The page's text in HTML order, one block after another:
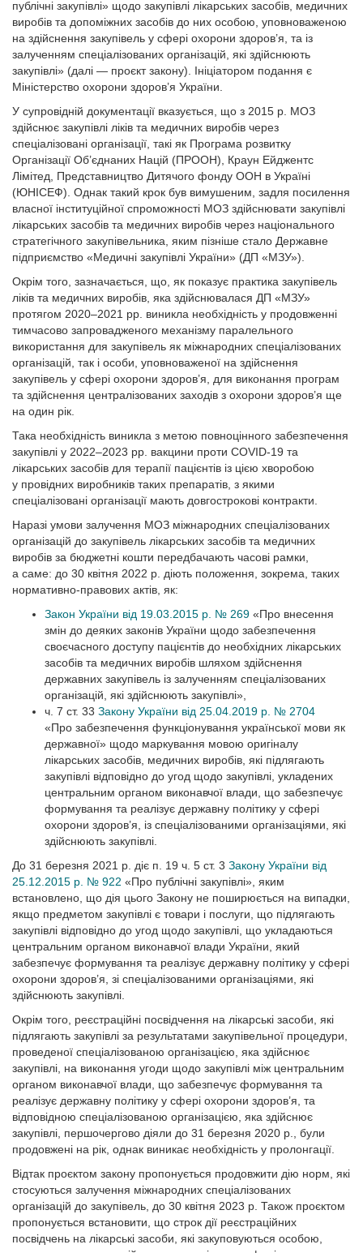
публічні закупівлі» щодо закупівлі лікарських засобів, медичних
виробів та допоміжних засобів до них особою, уповноваженою
на здійснення закупівель у сфері охорони здоров’я, та із
залученням спеціалізованих організацій, які здійснюють
закупівлі» (далі — проєкт закону). Ініціатором подання є
Міністерство охорони здоров’я України.
У супровідній документації вказується, що з 2015 р. МОЗ
здійснює закупівлі ліків та медичних виробів через
спеціалізовані організації, такі як Програма розвитку
Організації Об’єднаних Націй (ПРООН), Краун Ейджентс
Лімітед, Представництво Дитячого фонду ООН в Україні
(ЮНІСЕФ). Однак такий крок був вимушеним, задля посилення
власної інституційної спроможності МОЗ здійснювати закупівлі
лікарських засобів та медичних виробів через національного
стратегічного закупівельника, яким пізніше стало Державне
підприємство «Медичні закупівлі України» (ДП «МЗУ»).
Окрім того, зазначається, що, як показує практика закупівель
ліків та медичних виробів, яка здійснювалася ДП «МЗУ»
протягом 2020–2021 рр. виникла необхідність у продовженні
тимчасово запровадженого механізму паралельного
використання для закупівель як міжнародних спеціалізованих
організацій, так і особи, уповноваженої на здійснення
закупівель у сфері охорони здоров’я, для виконання програм
та здійснення централізованих заходів з охорони здоров’я ще
на один рік.
Така необхідність виникла з метою повноцінного забезпечення
закупівлі у 2022–2023 рр. вакцини проти COVID-19 та
лікарських засобів для терапії пацієнтів із цією хворобою
у провідних виробників таких препаратів, з якими
спеціалізовані організації мають довгострокові контракти.
Наразі умови залучення МОЗ міжнародних спеціалізованих
організацій до закупівель лікарських засобів та медичних
виробів за бюджетні кошти передбачають часові рамки,
а саме: до 30 квітня 2022 р. діють положення, зокрема, таких
нормативно-правових актів, як:
Закон України від 19.03.2015 р. № 269 «Про внесення
змін до деяких законів України щодо забезпечення
своєчасного доступу пацієнтів до необхідних лікарських
засобів та медичних виробів шляхом здійснення
державних закупівель із залученням спеціалізованих
організацій, які здійснюють закупівлі»,
ч. 7 ст. 33 Закону України від 25.04.2019 р. № 2704
«Про забезпечення функціонування української мови як
державної» щодо маркування мовою оригіналу
лікарських засобів, медичних виробів, які підлягають
закупівлі відповідно до угод щодо закупівлі, укладених
центральним органом виконавчої влади, що забезпечує
формування та реалізує державну політику у сфері
охорони здоров’я, із спеціалізованими організаціями, які
здійснюють закупівлі.
До 31 березня 2021 р. діє п. 19 ч. 5 ст. 3 Закону України від
25.12.2015 р. № 922 «Про пуб­лічні закупівлі», яким
встановлено, що дія цього Закону не поширюється на випадки,
якщо предметом закупівлі є товари і послуги, що підлягають
закупівлі відповідно до угод щодо закупівлі, що укладаються
центральним органом виконавчої влади України, який
забезпечує формування та реалізує державну політику у сфері
охорони здоров’я, зі спеціалізованими організаціями, які
здійснюють закупівлі.
Окрім того, реєстраційні посвідчення на лікарські засоби, які
підлягають закупівлі за результатами закупівельної процедури,
проведеної спеціалізованою організацією, яка здійснює
закупівлі, на виконання угоди щодо закупівлі між центральним
органом виконавчої влади, що забезпечує формування та
реалізує державну політику у сфері охорони здоров’я, та
відповідною спеціалізованою організацією, яка здійснює
закупівлі, першочергово діяли до 31 березня 2020 р., були
продовжені на рік, однак виникає необхідність у пролонгації.
Відтак проєктом закону пропонується продовжити дію норм, які
стосуються залучення міжнародних спеціалізованих
організацій до закупівель, до 30 квітня 2023 р. Також проєктом
пропонується встановити, що строк дії реєстраційних
посвідчень на лікарські засоби, які закуповуються особою,